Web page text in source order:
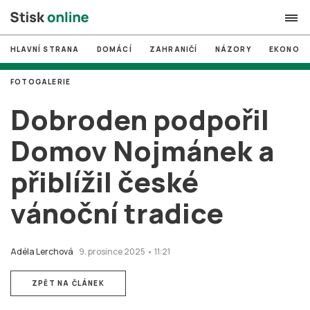
search
# MUNI
# Brno
# volby
login PŘIHLÁSIT SE
Zapomněli jste heslo?
HLAVNÍ STRANA DOMÁCÍ ZAHRANIČÍ NÁZORY
Dobroden podpořil
Domov Nojmánek a
přiblížil české
vánoční tradice
Adéla Lerchová 9. prosince 2025 • 11:21
FOTOGALERIE
ZPĚT NA ČLÁNEK